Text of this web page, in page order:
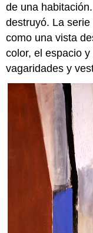
de una
destruyó. La
como una vista
color, el espacio
vagaridades y